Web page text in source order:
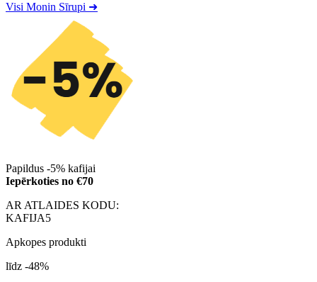
Visi Monin Sīrupi ➜
Papildus -5% kafijai
Iepērkoties no €70
AR ATLAIDES KODU:
KAFIJA5
Apkopes produkti
līdz -48%